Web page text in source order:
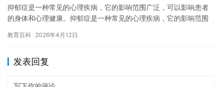
抑郁症是一种常见的心理疾病，它的影响范围广泛，可以影响患者
的身体和心理健康。抑郁症是一种常见的心理疾病，它的影响范围
疾病…
教育百科 2026年4月12日
发表回复